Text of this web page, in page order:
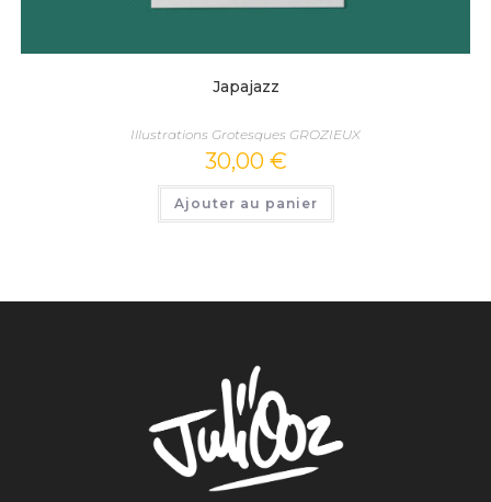
Japajazz
Illustrations Grotesques GROZIEUX
30,00 €
Ajouter au panier